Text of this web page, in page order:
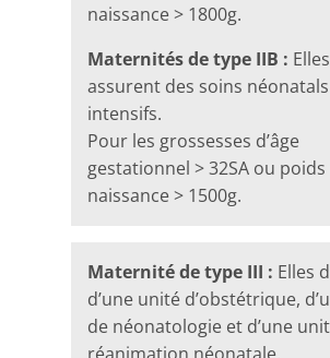
naissance > 1800g.
Maternités de type IIB : Elles
assurent des soins
intensifs.
Pour les grossesses d’âge
gestationnel > 32SA ou poids
naissance > 1500g.
Maternité de type III : Elles
d’une unité d’obstétrique,
de néonatologie et d’une